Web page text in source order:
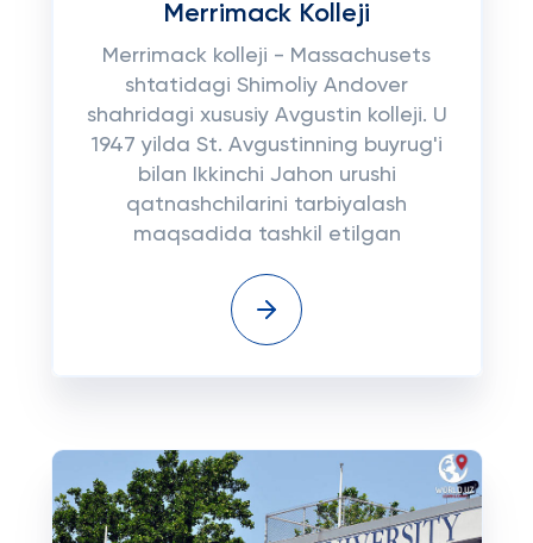
Merrimack Kolleji
Merrimack kolleji - Massachusets
shtatidagi Shimoliy Andover
shahridagi xususiy Avgustin kolleji. U
1947 yilda St. Avgustinning buyrug'i
bilan Ikkinchi Jahon urushi
qatnashchilarini tarbiyalash
maqsadida tashkil etilgan